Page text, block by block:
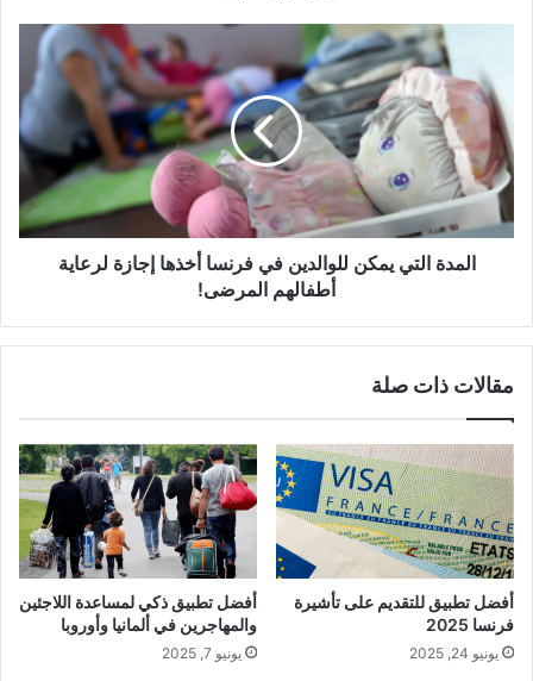
يمكن
للوالدين
في
فرنسا
أخذها
إجازة
لرعاية
أطفالهمالمدة التي يمكن للوالدين في فرنسا أخذها إجازة لرعاية
أطفالهم المرضى!
مقالات ذات صلة
أفضل تطبيق للتقديم على تأشيرة
فرنسا 2025
يونيو 24, 2025
أفضل تطبيق ذكي لمساعدة اللاجئين
والمهاجرين في ألمانيا وأوروبا
يونيو 7, 2025